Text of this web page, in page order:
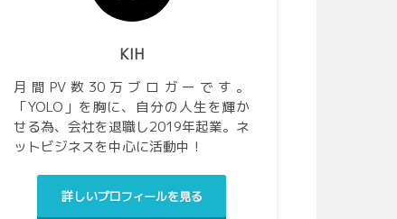
KIH
月間PV数30万ブロガーです。
「YOLO」を胸に、自分の人生を輝か
せる為、会社を退職し2019年起業。ネ
ットビジネスを中心に活動中！
詳しいプロフィールを見る